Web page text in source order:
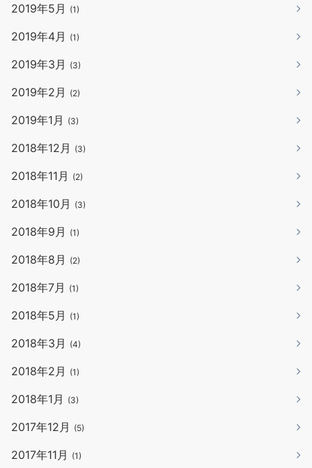
2019年5月 (1)
2019年4月 (1)
2019年3月 (3)
2019年2月 (2)
2019年1月 (3)
2018年12月 (3)
2018年11月 (2)
2018年10月 (3)
2018年9月 (1)
2018年8月 (2)
2018年7月 (1)
2018年5月 (1)
2018年3月 (4)
2018年2月 (1)
2018年1月 (3)
2017年12月 (5)
2017年11月 (1)